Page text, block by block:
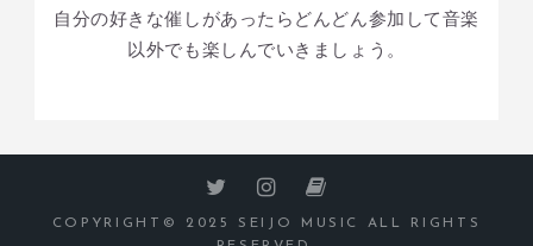
自分の好きな催しがあったらどんどん参加して音楽
以外でも楽しんでいきましょう。
COPYRIGHT© 2025 SEIJO MUSIC ALL RIGHTS